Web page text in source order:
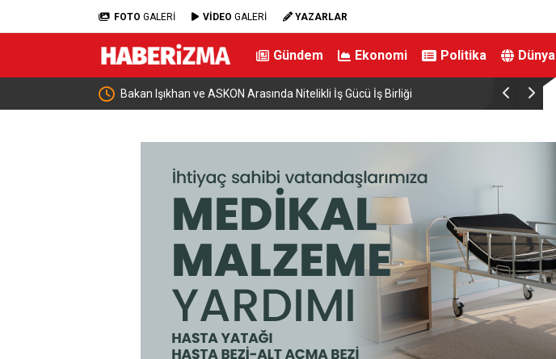
FOTO GALERİ VİDEO GALERİ YAZARLAR
Gündem Ekonomi Politika Dünya
Bakan Işıkhan ve ASKON Arasında Nitelikli İş Gücü İş Birliği Yeni